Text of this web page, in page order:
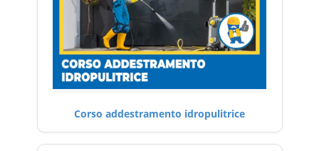
Corso addestramento idropulitrice